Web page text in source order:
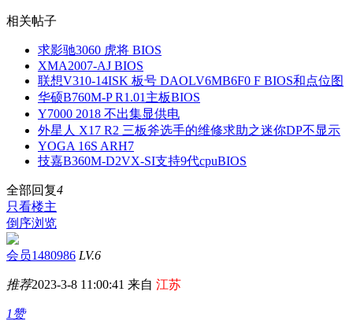
相关帖子
求影驰3060 虎将 BIOS
XMA2007-AJ BIOS
联想V310-14ISK 板号 DAOLV6MB6F0 F BIOS和点位图
华硕B760M-P R1.01主板BIOS
Y7000 2018 不出集显供电
外星人 X17 R2 三板斧选手的维修求助之迷你DP不显示
YOGA 16S ARH7
技嘉B360M-D2VX-SI支持9代cpuBIOS
全部回复4
只看楼主
倒序浏览
会员1480986 LV.6
推荐2023-3-8 11:00:41 来自 江苏
1赞